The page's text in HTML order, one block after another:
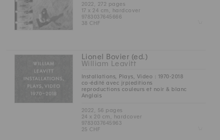
2022, 272 pages
17 x 24 cm, hardcover
9783037645666
38 CHF
Lionel Bovier (ed.)
William Leavitt
Installations, Plays, Video : 1970-2018
co-édité avec jrp|editions
reproductions couleurs et noir & blanc
Anglais
2022, 56 pages
24 x 20 cm, hardcover
9783037645963
25 CHF